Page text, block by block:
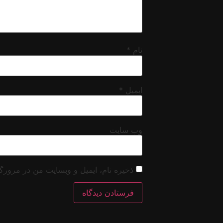
نام *
ایمیل *
وب‌ سایت
ذخیره نام، ایمیل و وبسایت من در